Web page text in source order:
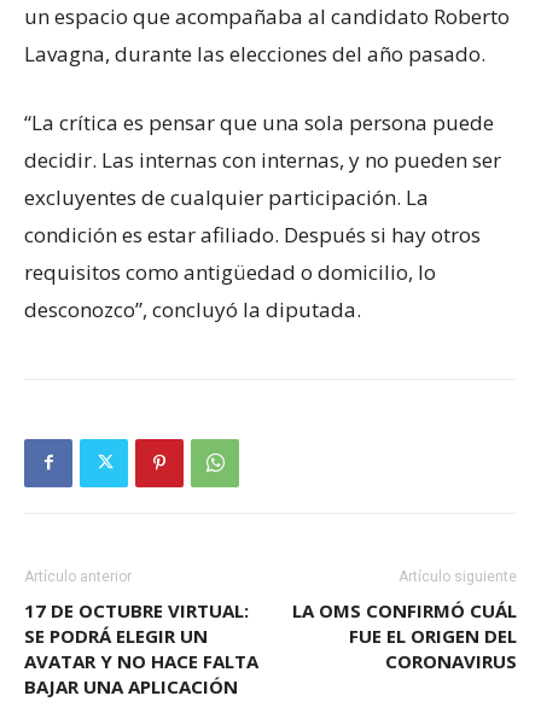
un espacio que acompañaba al candidato Roberto
Lavagna, durante las elecciones del año pasado.
“La crítica es pensar que una sola persona puede
decidir. Las internas con internas, y no pueden ser
excluyentes de cualquier participación. La
condición es estar afiliado. Después si hay otros
requisitos como antigüedad o domicilio, lo
desconozco”, concluyó la diputada.
Artículo anterior
17 DE OCTUBRE VIRTUAL:
SE PODRÁ ELEGIR UN
AVATAR Y NO HACE FALTA
BAJAR UNA APLICACIÓN
Artículo siguiente
LA OMS CONFIRMÓ CUÁL
FUE EL ORIGEN DEL
CORONAVIRUS